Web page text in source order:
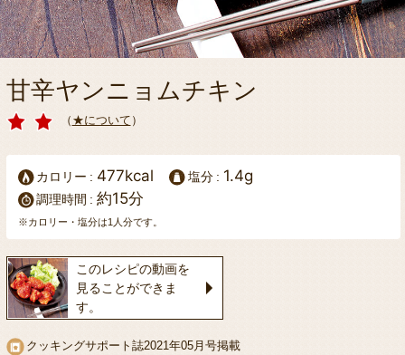
甘辛ヤンニョムチキン
（ ★について ）
カロリー 477kcal 塩分 1.4g
調理時間 約15分
※カロリー・塩分は1人分です。
このレシピの動画を
見ることができま
す。
クッキングサポート誌2021年05月号掲載